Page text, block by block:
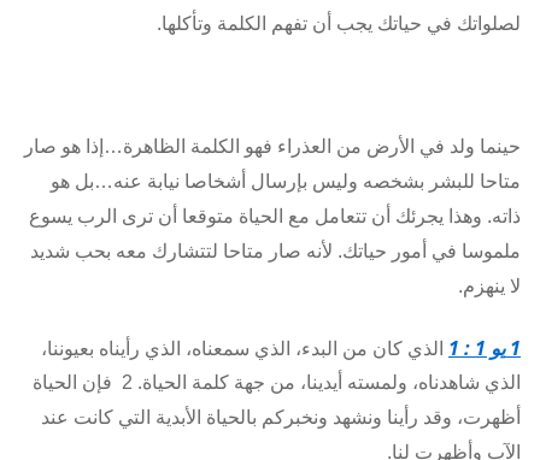
لصلواتك في حياتك يجب أن تفهم الكلمة وتأكلها.
حينما ولد في الأرض من العذراء فهو الكلمة الظاهرة…إذا هو صار
متاحا للبشر بشخصه وليس بإرسال أشخاصا نيابة عنه…بل هو
ذاته. وهذا يجرئك أن تتعامل مع الحياة متوقعا أن ترى الرب يسوع
ملموسا في أمور حياتك. لأنه صار متاحا لتتشارك معه بحب شديد
لا ينهزم.
1 يو 1 : 1
الذي كان من البدء، الذي سمعناه، الذي رأيناه بعيوننا،
الذي شاهدناه، ولمسته أيدينا، من جهة كلمة الحياة.
2 فإن الحياة
أظهرت، وقد رأينا ونشهد ونخبركم بالحياة الأبدية التي كانت عند
الآب وأظهرت لنا.